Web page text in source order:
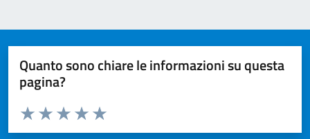
Quanto sono chiare le informazioni su questa
pagina?
Valuta da 1 a 5 stelle la pagina
Valuta 5 stelle su 5
Valuta 4 stelle su 5
Valuta 3 stelle su 5
Valuta 2 stelle su 5
Valuta 1 stelle su 5